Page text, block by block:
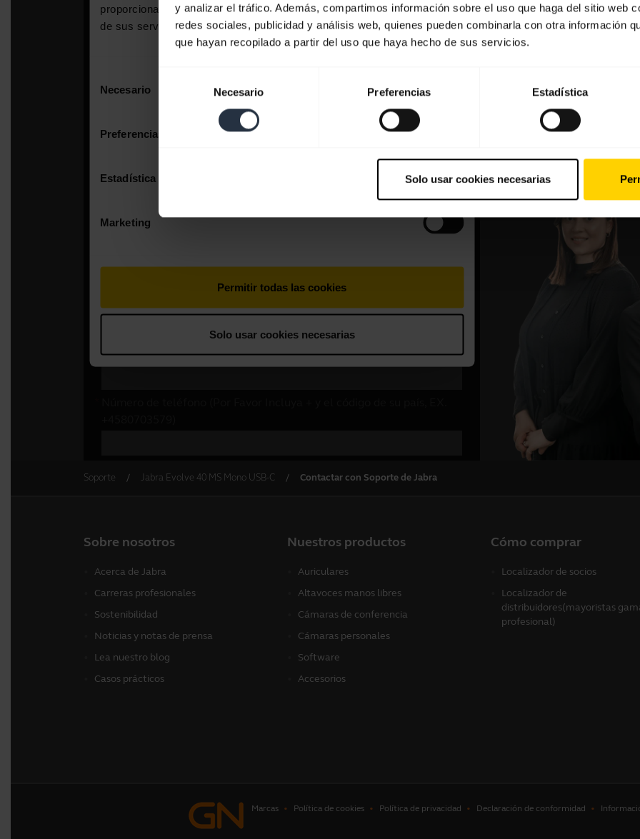
y analizar el tráfico. Además, compartimos información sobre el uso que haga del sitio web
redes sociales, publicidad y análisis web, quienes pueden combinarla con otra información
que hayan recopilado a partir del uso que haya hecho de sus servicios.
consentimiento
Necesario Preferencias Estadística
Solo usar cookies necesarias
Soporte Jabra Evolve 40 MS Mono USB-C Contactar con Soporte de Jabra
Sobre nosotros
Acerca de Jabra
Carreras profesionales
Sostenibilidad
Noticias y notas de prensa
Lea nuestro blog
Casos prácticos
Nuestros productos
Auriculares
Altavoces manos libres
Cámaras de conferencia
Cámaras personales
Software
Accesorios
Cómo comprar
Localizador de socios
Localizador de
distribuidores(mayoristas
profesional)
Marcas Política de cookies Política de privacidad Declaración de conformidad